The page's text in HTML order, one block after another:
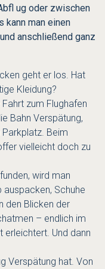
ug oder zwischen
kann man einen
anschließend ganz
geht er los. Hat
Kleidung?
zum Flughafen
Bahn Verspätung,
Beim
vielleicht doch zu
wird man
Schuhe
den Blicken der
– endlich im
erleichtert. Und dann
Verspätung hat. Von